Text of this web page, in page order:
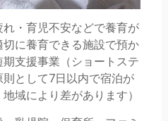
・育児不安などで養育が
に養育できる施設で預か
支援事業（ショートステ
として7日以内で宿泊が
域により差があります）